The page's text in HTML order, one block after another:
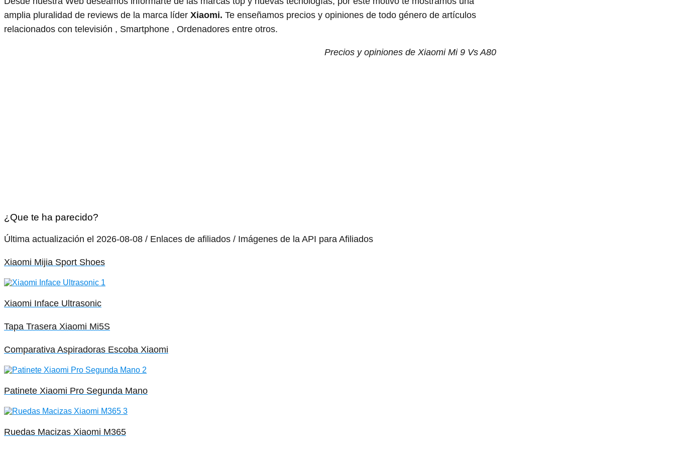
amplia pluralidad de reviews de la marca líder Xiaomi. Te enseñamos precios y opiniones de todo género de artículos
relacionados con televisión , Smartphone , Ordenadores entre otros.
Precios y opiniones de Xiaomi Mi 9 Vs A80
¿Que te ha parecido?
Última actualización el 2026-08-08 / Enlaces de afiliados / Imágenes de la API para Afiliados
Xiaomi Mijia Sport Shoes
Xiaomi Inface Ultrasonic
Tapa Trasera Xiaomi Mi5S
Comparativa Aspiradoras Escoba Xiaomi
Patinete Xiaomi Pro Segunda Mano
Ruedas Macizas Xiaomi M365